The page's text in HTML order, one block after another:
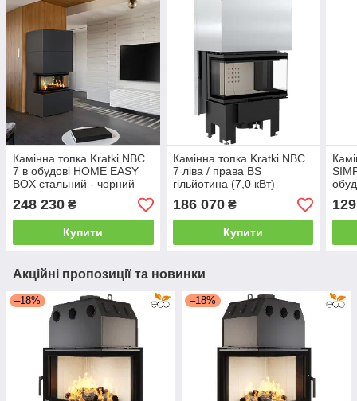
Камінна топка Kratki NBC
7 в обудові HOME EASY
BOX стальний - чорний
248 230 ₴
Купити
Камінна топка Kratki NBC
7 ліва / права BS
гільйотина (7,0 кВт)
186 070₴
Купити
Акційні пропозиції та новинки
–18% –18%